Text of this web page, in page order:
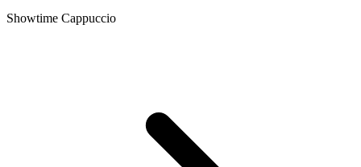
Showtime Cappuccio